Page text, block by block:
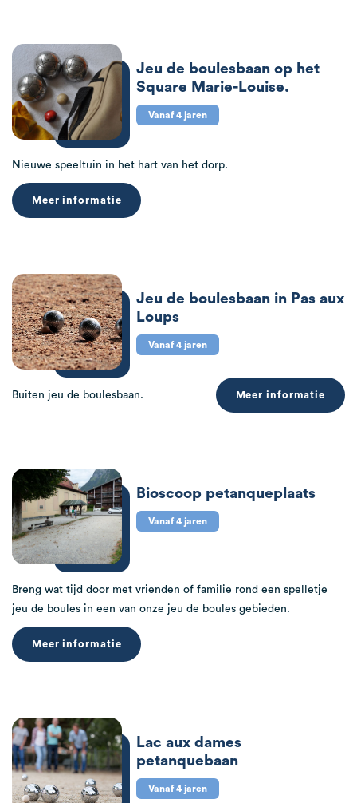
Jeu de boulesbaan op het
Square Marie-Louise.
Vanaf 4 jaren
Nieuwe speeltuin in het hart van het dorp.
Meer informatie
Jeu de boulesbaan in Pas aux
Loups
Vanaf 4 jaren
Buiten jeu de boulesbaan. Meer informatie
Bioscoop petanqueplaats
Vanaf 4 jaren
Breng wat tijd door met vrienden of familie rond een spelletje
jeu de boules in een van onze jeu de boules gebieden.
Meer informatie
Lac aux dames
petanquebaan
Vanaf 4 jaren